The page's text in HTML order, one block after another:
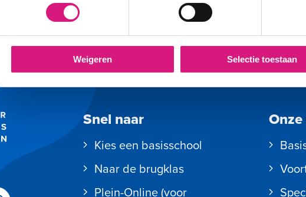
Weigeren Selectie toestaan
deze pagina op Facebook
deze pagina op LinkedIn
Deel deze pagina op WhatsApp
Deel deze pagina op E-mail
Snel naar
Kies een basisschool
Naar de brugklas
Plein-Online (voor